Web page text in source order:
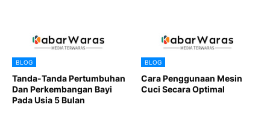
BLOG
Tanda-Tanda Pertumbuhan
Dan Perkembangan Bayi
Pada Usia 5 Bulan
BLOG
Cara Penggunaan Mesin
Cuci Secara Optimal